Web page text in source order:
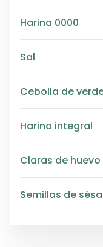
Harina 0000
Sal
Cebolla de
Harina integral
Claras de huevo
Semillas de